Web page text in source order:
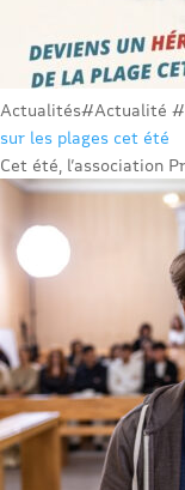
Actualités#Actualité
sur les plages cet été
Cet été, l’association